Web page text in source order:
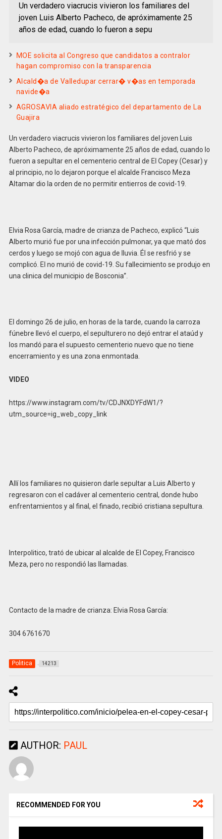
Un verdadero viacrucis vivieron los familiares del
joven Luis Alberto Pacheco, de apróximamente 25
años de edad, cuando lo fueron a sepu
MOE solicita al Congreso que candidatos a contralor
hagan compromiso con la transparencia
Alcald�a de Valledupar cerrar� v�as en temporada
navide�a
AGROSAVIA aliado estratégico del departamento de La
Guajira
Un verdadero viacrucis vivieron los familiares del joven Luis
Alberto Pacheco, de apróximamente 25 años de edad, cuando lo
fueron a sepultar en el cementerio central de El Copey (Cesar) y
al principio, no lo dejaron porque el alcalde Francisco Meza
Altamar dio la orden de no permitir entierros de covid-19.
Elvia Rosa García, madre de crianza de Pacheco, explicó “Luis
Alberto murió fue por una infección pulmonar, ya que mató dos
cerdos y luego se mojó con agua de lluvia. Él se resfrió y se
complicó. El no murió de covid-19. Su fallecimiento se produjo en
una clinica del municipio de Bosconia”.
El domingo 26 de julio, en horas de la tarde, cuando la carroza
fúnebre llevó el cuerpo, el sepulturero no dejó entrar el ataúd y
los mandó para el supuesto cementerio nuevo que no tiene
encerramiento y es una zona enmontada.
VIDEO
https://www.instagram.com/tv/CDJNXDYFdW1/?
utm_source=ig_web_copy_link
Allí los familiares no quisieron darle sepultar a Luis Alberto y
regresaron con el cadáver al cementerio central, donde hubo
enfrentamientos y al final, el finado, recibió cristiana sepultura.
Interpolitico, trató de ubicar al alcalde de El Copey, Francisco
Meza, pero no respondió las llamadas.
Contacto de la madre de crianza: Elvia Rosa García:
304 6761670
Politica 14213
AUTHOR: PAUL
RECOMMENDED FOR YOU